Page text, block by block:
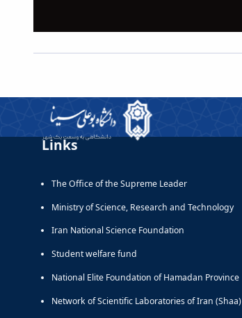
Links
The Office of the Supreme Leader
Ministry of Science, Research and Technology
Iran National Science Foundation
Student welfare fund
National Elite Foundation of Hamadan Province
Network of Scientific Laboratories of Iran (Shaa)